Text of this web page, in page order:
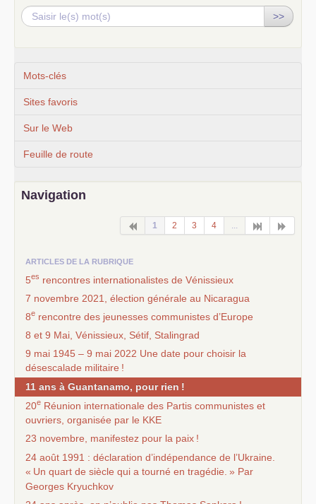
>>
Mots-clés
Sites favoris
Sur le Web
Feuille de route
Navigation
1 2 3 4
ARTICLES DE LA RUBRIQUE
5es rencontres internationalistes de Vénissieux
7 novembre 2021, élection générale au Nicaragua
8e rencontre des jeunesses communistes d’Europe
8 et 9 Mai, Vénissieux, Sétif, Stalingrad
9 mai 1945 – 9 mai 2022 Une date pour choisir la
désescalade militaire !
11 ans à Guantanamo, pour rien !
20e Réunion internationale des Partis communistes et
ouvriers, organisée par le KKE
23 novembre, manifestez pour la paix !
24 août 1991 : déclaration d’indépendance de l’Ukraine.
« Un quart de siècle qui a tourné en tragédie. » Par
Georges Kryuchkov